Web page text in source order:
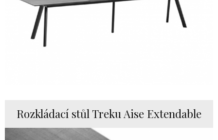
Rozkládací stůl Treku Aise Extendable